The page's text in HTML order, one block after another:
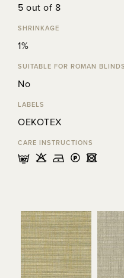
5 out of 8
SHRINKAGE
1%
SUITABLE FOR ROMAN BLINDS
No
LABELS
OEKOTEX
CARE INSTRUCTIONS
mHDLU